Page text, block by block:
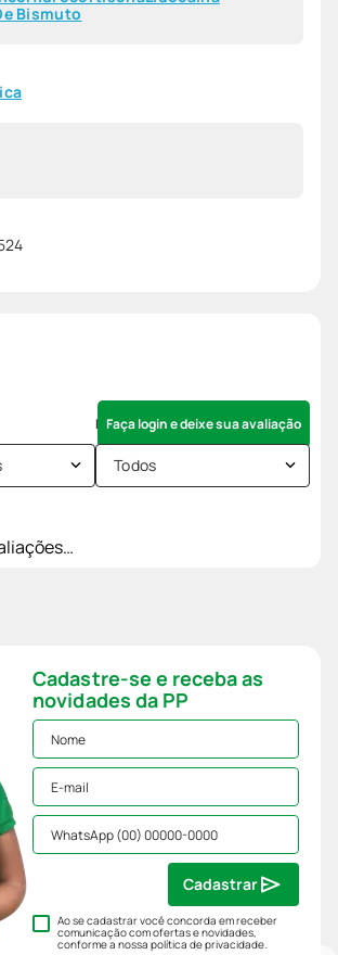
Bismuto
Faça login e deixe sua avaliação
Todos
Cadastre-se e receba as
novidades da PP
Ao se cadastrar você concorda em receber
comunicação com ofertas e novidades,
conforme a nossapolítica de privacidade.
Cadastrar